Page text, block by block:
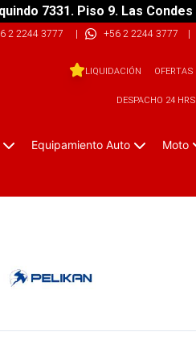
7331. Piso 9. Las Condes
2 2244 3777 | +56 2 2244 3777 |
LIQUIDACIÓN OFERTAS
DESPACHO 24 HRS
Equipamiento Auto Moto